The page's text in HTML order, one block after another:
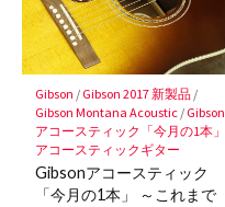
Gibson / Gibson 2017 新製品/
Gibson Montana Acoustic/ Gibson
アコースティック「今月の1本」
アコースティックギター
Gibsonアコースティック
「今月の1本」 ～これまで